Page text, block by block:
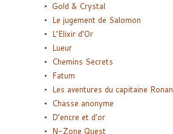
Gold & Crystal
Le jugement de Salomon
L’Elixir d’Or
Lueur
Chemins Secrets
Fatum
Les aventures du capitaine Ronan
Chasse anonyme
D’encre et d’or
N-Zone Quest